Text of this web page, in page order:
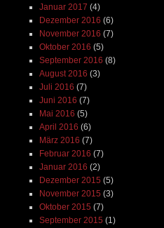
Januar 2017 (4)
Dezember 2016 (6)
November 2016 (7)
Oktober 2016 (5)
September 2016 (8)
August 2016 (3)
Juli 2016 (7)
Juni 2016 (7)
Mai 2016 (5)
April 2016 (6)
März 2016 (7)
Februar 2016 (7)
Januar 2016 (2)
Dezember 2015 (5)
November 2015 (3)
Oktober 2015 (7)
September 2015 (1)